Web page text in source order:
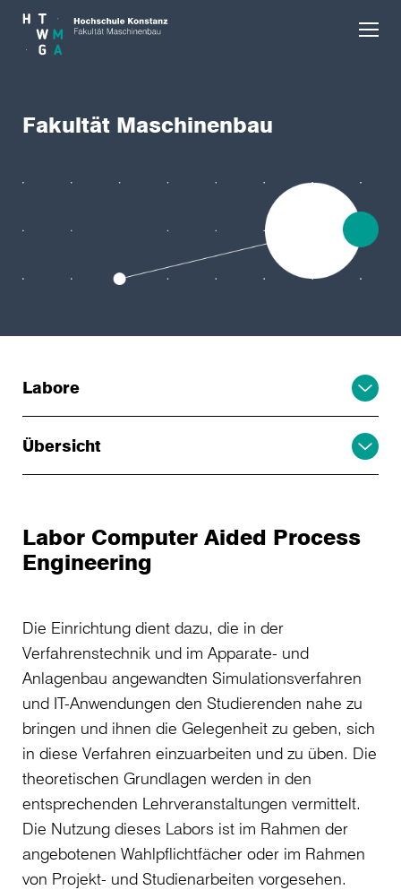
Skip to main content
Fakultät Maschinenbau
Labore
Übersicht
Labor Computer Aided Process
Engineering
Die Einrichtung dient dazu, die in der
Verfahrenstechnik und im Apparate- und
Anlagenbau angewand­ten Simulationsverfahren
und IT-Anwendungen den Studierenden nahe zu
bringen und ihnen die Gelegenheit zu geben, sich
in diese Verfahren einzuarbeiten und zu üben. Die
theoretischen Grund­lagen werden in den
entsprechenden Lehrveranstaltungen vermittelt.
Die Nutzung dieses Labors ist im Rahmen der
angebotenen Wahlpflichtfächer oder im Rahmen
von Projekt- und Studienarbeiten vorgesehen.